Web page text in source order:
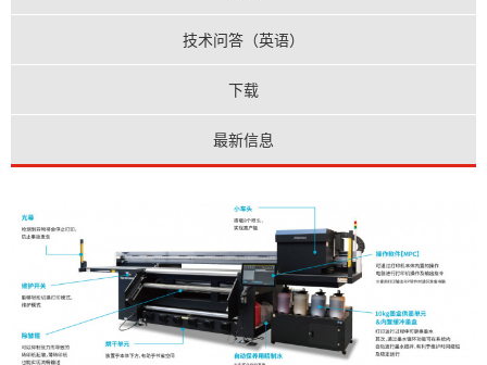
技术问答（英语）
下载
最新信息